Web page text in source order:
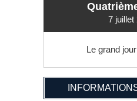
7 juillet
Le grand